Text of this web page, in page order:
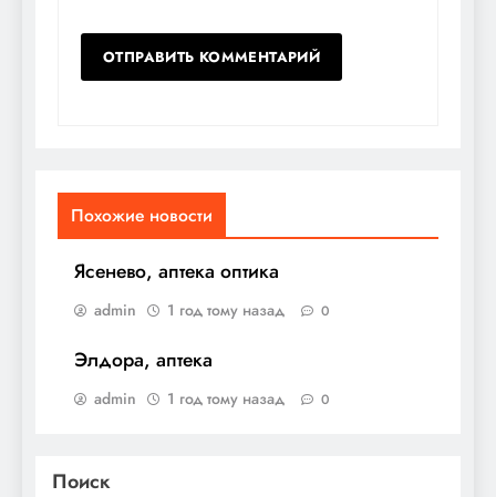
Похожие новости
Ясенево, аптека оптика
admin 1 год тому назад 0
Элдора, аптека
admin 1 год тому назад 0
Поиск